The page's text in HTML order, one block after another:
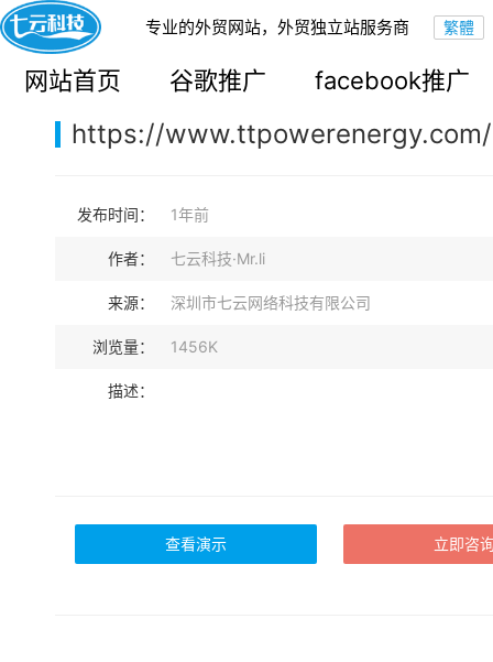
专业的外贸网站，外贸独立站服务商
网站首页 谷歌推广 facebook推广
您的当前位置： 网站首页>案例展示>B2B外贸独立站
https://www.ttpowerenergy.com/
发布时间： 1年前
作者： 七云科技·Mr.li
来源： 深圳市七云网络科技有限公司
浏览量： 1456K
描述：
查看演示 立即咨